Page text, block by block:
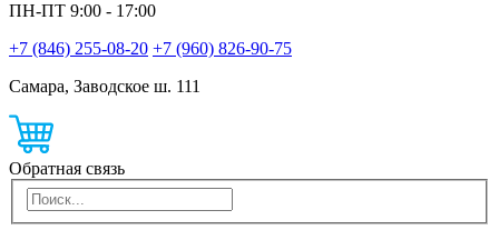
ПН-ПТ 9:00 - 17:00
+7 (846) 255-08-20 +7 (960) 826-90-75
Самара, Заводское ш. 111
Обратная связь